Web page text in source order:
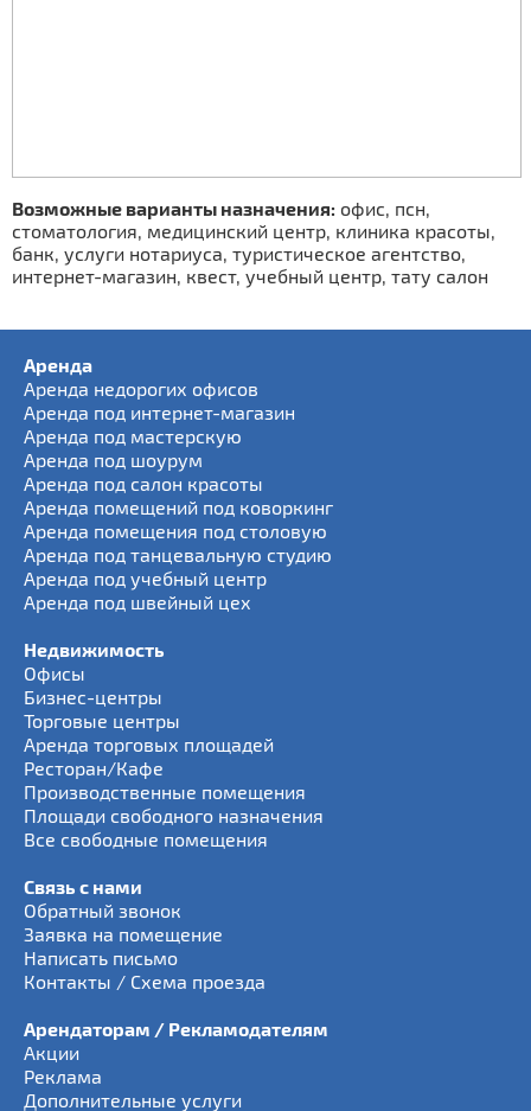
Возможные варианты назначения: офис, псн,
стоматология, медицинский центр, клиника красоты,
банк, услуги нотариуса, туристическое агентство,
интернет-магазин, квест, учебный центр, тату салон
Аренда
Аренда недорогих офисов
Аренда под интернет-магазин
Аренда под мастерскую
Аренда под шоурум
Аренда под салон красоты
Аренда помещений под коворкинг
Аренда помещения под столовую
Аренда под танцевальную студию
Аренда под учебный центр
Аренда под швейный цех
Недвижимость
Офисы
Бизнес-центры
Торговые центры
Аренда торговых площадей
Ресторан/Кафе
Производственные помещения
Площади свободного назначения
Все свободные помещения
Связь с нами
Обратный звонок
Заявка на помещение
Написать письмо
Контакты / Схема проезда
Арендаторам / Рекламодателям
Акции
Реклама
Дополнительные услуги